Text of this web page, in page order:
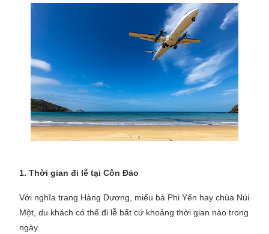
1. Thời gian đi lễ tại Côn Đảo
Với nghĩa trang Hàng Dương, miếu bà Phi Yến hay chùa Núi
Một, du khách có thể đi lễ bất cứ khoảng thời gian nào trong
ngày.